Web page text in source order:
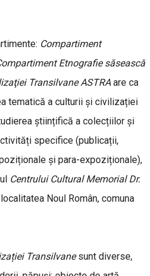
Compartiment
Etnografie săsească
Transilvane ASTRAare ca
tematică a culturii și civilizației
științifică a colecțiilor și
specifice (publicații,
și para-expoziționale),
Centrului Cultural Memorial Dr.
Noul Român, comuna
Transilvanesunt diverse,